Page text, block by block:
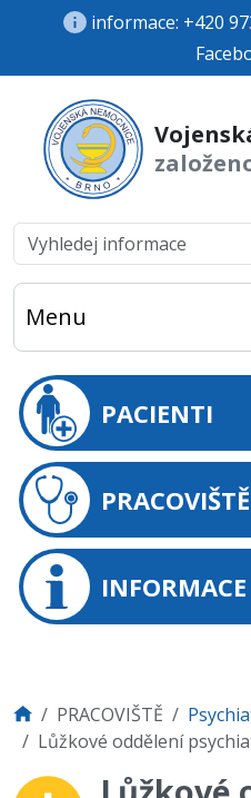
informace: +420
Menu
PACIENTI
PRACOVIŠTĚ
INFORMACE
PRACOVIŠTĚ
Lůžkové oddělení